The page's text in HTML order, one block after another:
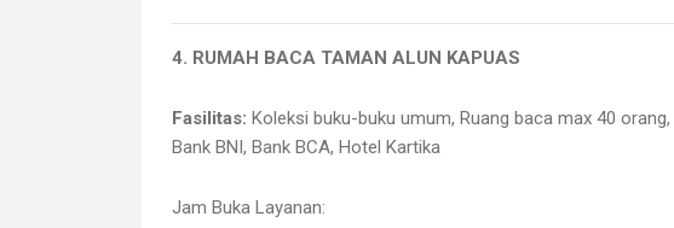
4. RUMAH BACA TAMAN ALUN KAPUAS
Fasilitas: Koleksi buku-buku umum, Ruang baca max 40 orang,
Bank BNI, Bank BCA, Hotel Kartika
Jam Buka Layanan: